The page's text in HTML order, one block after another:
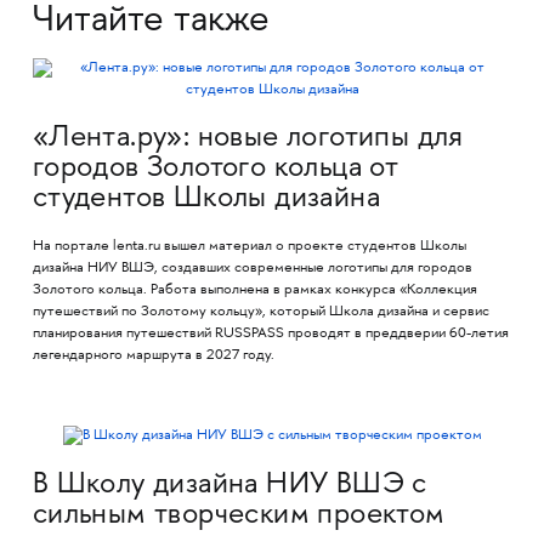
Читайте также
«Лента.ру»: новые логотипы для
городов Золотого кольца от
студентов Школы дизайна
На портале lenta.ru вышел материал о проекте студентов Школы
дизайна НИУ ВШЭ, создавших современные логотипы для городов
Золотого кольца. Работа выполнена в рамках конкурса «Коллекция
путешествий по Золотому кольцу», который Школа дизайна и сервис
планирования путешествий RUSSPASS проводят в преддверии 60-летия
легендарного маршрута в 2027 году.
В Школу дизайна НИУ ВШЭ с
сильным творческим проектом